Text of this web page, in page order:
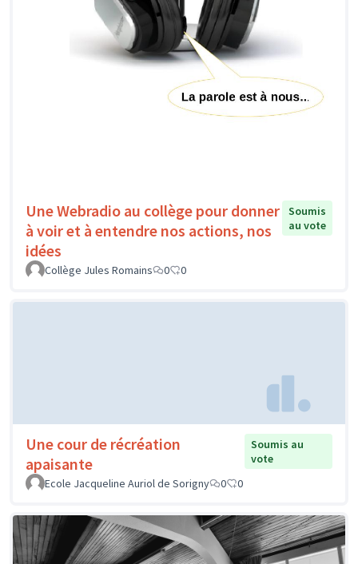
Une Webradio au collège pour donner
à voir et à entendre nos actions, nos
idées
Soumis
au vote
Collège Jules Romains 0 0
Une cour de récréation
apaisante
Soumis au
vote
Ecole Jacqueline Auriol de Sorigny
0 0